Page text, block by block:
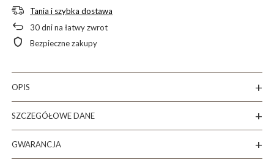
Tania i szybka dostawa
30dni na łatwy zwrot
Bezpieczne zakupy
OPIS
SZCZEGÓŁOWE DANE
GWARANCJA